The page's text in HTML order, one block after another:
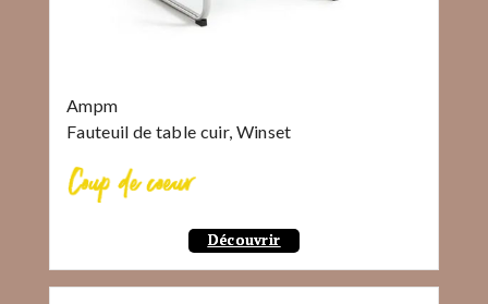
Ampm
Fauteuil de table cuir, Winset
Découvrir